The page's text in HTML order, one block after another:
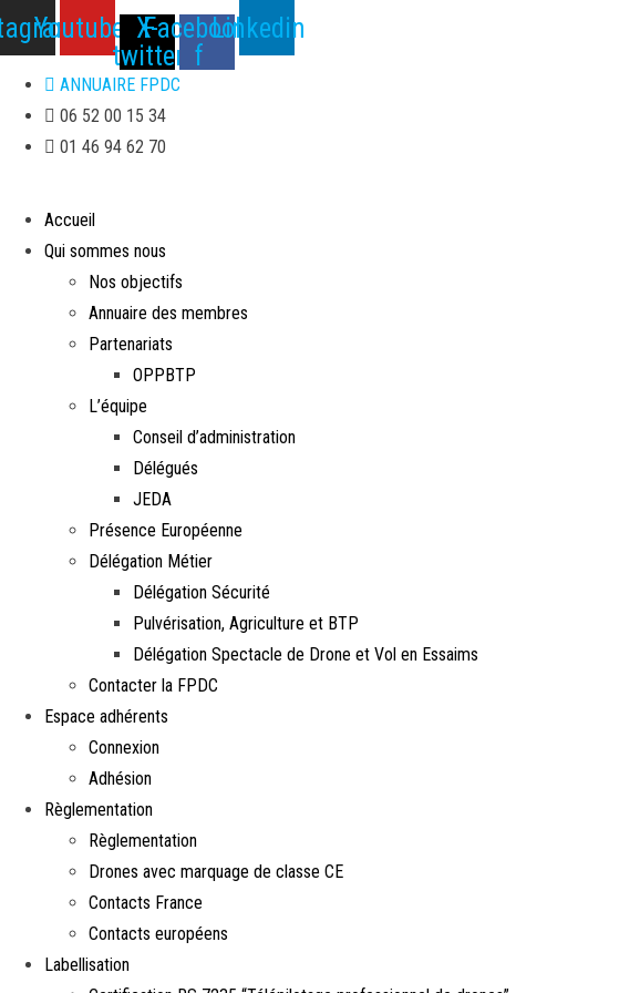
Skip
to
content
Youtube X-
twitter
Facebook-
f
Linkedin
ANNUAIRE FPDC
06 52 00 15 34
01 46 94 62 70
Accueil
Qui sommes nous
Nos objectifs
Annuaire des membres
Partenariats
OPPBTP
L’équipe
Conseil d’administration
Délégués
JEDA
Présence Européenne
Délégation Métier
Délégation Sécurité
Pulvérisation, Agriculture et BTP
Délégation Spectacle de Drone et Vol en Essaims
Contacter la FPDC
Espace adhérents
Connexion
Adhésion
Règlementation
Règlementation
Drones avec marquage de classe CE
Contacts France
Contacts européens
Labellisation